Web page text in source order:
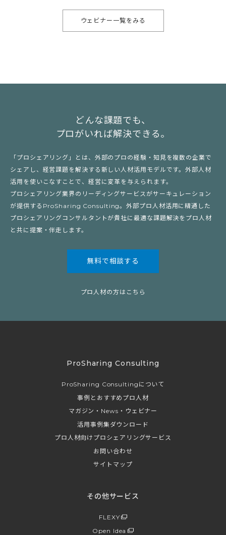
ウェビナー一覧をみる
どんな課題でも、
プロがいれば解決できる。
「プロシェアリング」とは、外部のプロの経験・知見を複数の企業で
シェアし、経営課題を解決する新しい人材活用モデルです。外部人材
活用を使いこなすことで、経営に変革を与えられます。
プロシェアリング業界のリーディングサービスがサーキュレーション
が提供するProSharing Consulting。外部プロ人材活用に精通した
プロシェアリングコンサルタントが貴社に最適な課題解決をプロ人材
と共に提案・伴走します。
無料で相談する
プロ人材の方はこちら
ProSharing Consulting
ProSharing Consultingについて
事例とおすすめプロ人材
マガジン・News・ウェビナー
活用事例集ダウンロード
プロ人材向けプロシェアリングサービス
お問い合わせ
サイトマップ
その他サービス
FLEXY
Open Idea